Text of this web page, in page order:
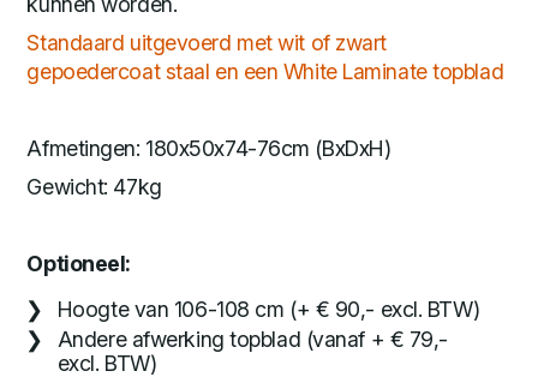
Standaard uitgevoerd met wit of zwart
gepoedercoat staal en een White Laminate topblad
Afmetingen: 180x50x74-76cm (BxDxH)
Gewicht: 47kg
Optioneel:
Hoogte van 106-108 cm (+ € 90,- excl. BTW)
Andere afwerking topblad (vanaf + € 79,-
excl. BTW)